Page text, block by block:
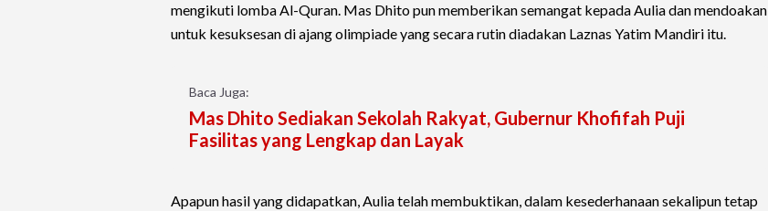
mengikuti lomba Al-Quran. Mas Dhito pun memberikan semangat kepada Aulia dan mendoakan
untuk kesuksesan di ajang olimpiade yang secara rutin diadakan Laznas Yatim Mandiri itu.
Baca Juga:
Mas Dhito Sediakan Sekolah Rakyat, Gubernur Khofifah Puji
Fasilitas yang Lengkap dan Layak
Apapun hasil yang didapatkan, Aulia telah membuktikan, dalam kesederhanaan sekalipun tetap